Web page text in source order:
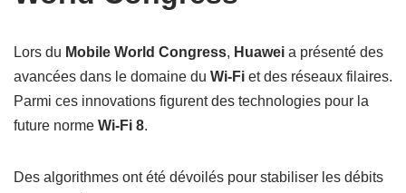
Lors du Mobile World Congress, Huawei a présenté des
avancées dans le domaine du Wi-Fi et des réseaux filaires.
Parmi ces innovations figurent des technologies pour la
future norme Wi-Fi 8.
Des algorithmes ont été dévoilés pour stabiliser les débits